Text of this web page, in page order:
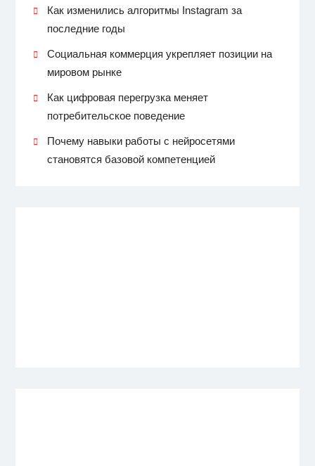
Как изменились алгоритмы Instagram за
последние годы
Социальная коммерция укрепляет позиции на
мировом рынке
Как цифровая перегрузка меняет
потребительское поведение
Почему навыки работы с нейросетями
становятся базовой компетенцией